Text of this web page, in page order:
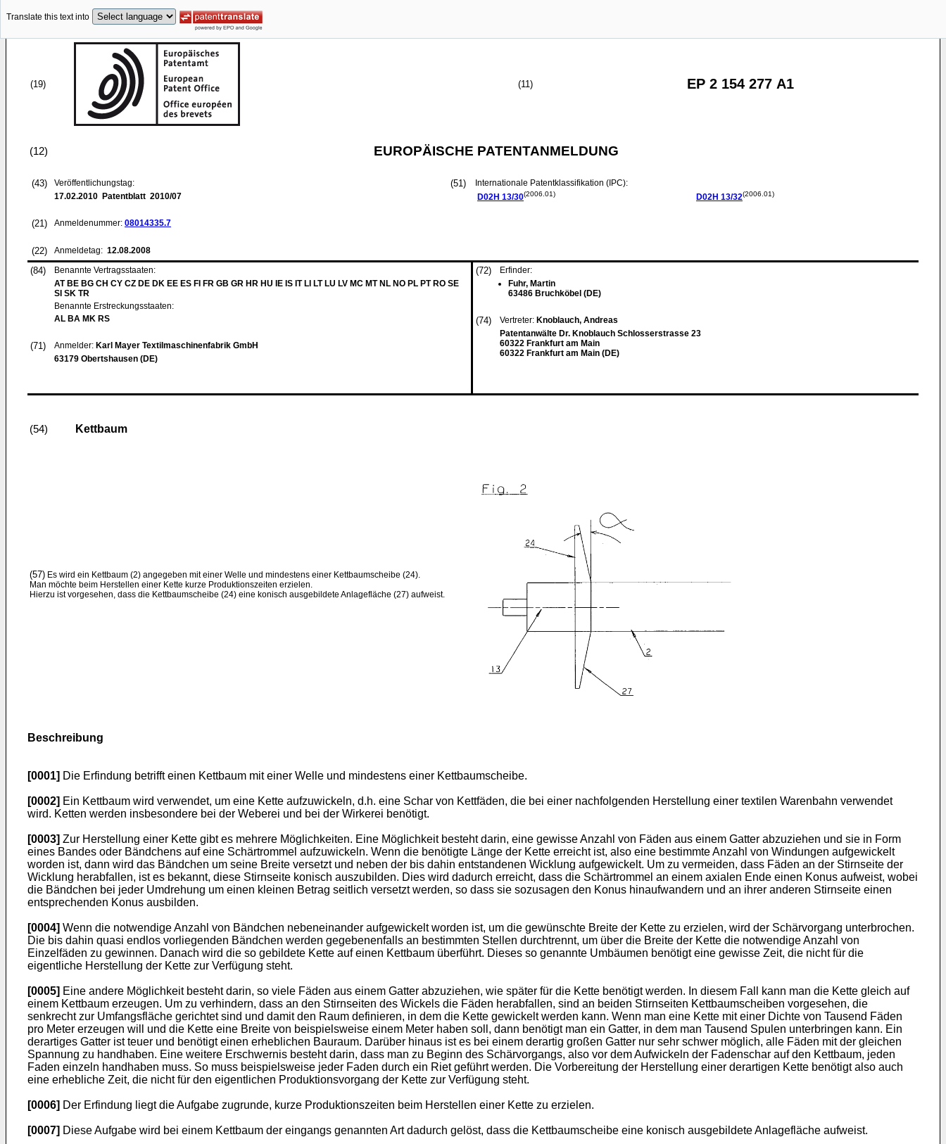
Translate this text into
(19) (11) EP 2 154 277 A1
(12) EUROPÄISCHE PATENTANMELDUNG
(43)
Veröffentlichungstag:
17.02.2010 Patentblatt 2010/07
(21) Anmeldenummer: 08014335.7
(22) Anmeldetag: 12.08.2008
(51)
Internationale Patentklassifikation (IPC):
D02H 13/30(2006.01) D02H 13/32(2006.01)
(84)
Benannte Vertragsstaaten:
AT BE BG CH CY CZ DE DK EE ES FI FR GB GR HR HU IE IS IT LI LT LU LV MC MT NL NO PL PT RO SE
SI SK TR
Benannte Erstreckungsstaaten:
AL BA MK RS
(71) Anmelder: Karl Mayer Textilmaschinenfabrik GmbH
63179 Obertshausen (DE)
(72)
Erfinder:
Fuhr, Martin
63486 Bruchköbel (DE)
(74) Vertreter: Knoblauch, Andreas
Patentanwälte Dr. Knoblauch Schlosserstrasse 23
60322 Frankfurt am Main
60322 Frankfurt am Main (DE)
(54) Kettbaum
(57) Es wird ein Kettbaum (2) angegeben mit einer Welle und mindestens einer Kettbaumscheibe (24).
Man möchte beim Herstellen einer Kette kurze Produktionszeiten erzielen.
Hierzu ist vorgesehen, dass die Kettbaumscheibe (24) eine konisch ausgebildete Anlagefläche (27) aufweist.
Beschreibung
[0001] Die Erfindung betrifft einen Kettbaum mit einer Welle und mindestens einer Kettbaumscheibe.
[0002] Ein Kettbaum wird verwendet, um eine Kette aufzuwickeln, d.h. eine Schar von Kettfäden, die bei einer nachfolgenden Herstellung einer textilen Warenbahn verwendet
wird. Ketten werden insbesondere bei der Weberei und bei der Wirkerei benötigt.
[0003] Zur Herstellung einer Kette gibt es mehrere Möglichkeiten. Eine Möglichkeit besteht darin, eine gewisse Anzahl von Fäden aus einem Gatter abzuziehen und sie in Form
eines Bandes oder Bändchens auf eine Schärtrommel aufzuwickeln. Wenn die benötigte Länge der Kette erreicht ist, also eine bestimmte Anzahl von Windungen aufgewickelt
worden ist, dann wird das Bändchen um seine Breite versetzt und neben der bis dahin entstandenen Wicklung aufgewickelt. Um zu vermeiden, dass Fäden an der Stirnseite der
Wicklung herabfallen, ist es bekannt, diese Stirnseite konisch auszubilden. Dies wird dadurch erreicht, dass die Schärtrommel an einem axialen Ende einen Konus aufweist, wobei
die Bändchen bei jeder Umdrehung um einen kleinen Betrag seitlich versetzt werden, so dass sie sozusagen den Konus hinaufwandern und an ihrer anderen Stirnseite einen
entsprechenden Konus ausbilden.
[0004] Wenn die notwendige Anzahl von Bändchen nebeneinander aufgewickelt worden ist, um die gewünschte Breite der Kette zu erzielen, wird der Schärvorgang unterbrochen.
Die bis dahin quasi endlos vorliegenden Bändchen werden gegebenenfalls an bestimmten Stellen durchtrennt, um über die Breite der Kette die notwendige Anzahl von
Einzelfäden zu gewinnen. Danach wird die so gebildete Kette auf einen Kettbaum überführt. Dieses so genannte Umbäumen benötigt eine gewisse Zeit, die nicht für die
eigentliche Herstellung der Kette zur Verfügung steht.
[0005] Eine andere Möglichkeit besteht darin, so viele Fäden aus einem Gatter abzuziehen, wie später für die Kette benötigt werden. In diesem Fall kann man die Kette gleich auf
einem Kettbaum erzeugen. Um zu verhindern, dass an den Stirnseiten des Wickels die Fäden herabfallen, sind an beiden Stirnseiten Kettbaumscheiben vorgesehen, die
senkrecht zur Umfangsfläche gerichtet sind und damit den Raum definieren, in dem die Kette gewickelt werden kann. Wenn man eine Kette mit einer Dichte von Tausend Fäden
pro Meter erzeugen will und die Kette eine Breite von beispielsweise einem Meter haben soll, dann benötigt man ein Gatter, in dem man Tausend Spulen unterbringen kann. Ein
derartiges Gatter ist teuer und benötigt einen erheblichen Bauraum. Darüber hinaus ist es bei einem derartig großen Gatter nur sehr schwer möglich, alle Fäden mit der gleichen
Spannung zu handhaben. Eine weitere Erschwernis besteht darin, dass man zu Beginn des Schärvorgangs, also vor dem Aufwickeln der Fadenschar auf den Kettbaum, jeden
Faden einzeln handhaben muss. So muss beispielsweise jeder Faden durch ein Riet geführt werden. Die Vorbereitung der Herstellung einer derartigen Kette benötigt also auch
eine erhebliche Zeit, die nicht für den eigentlichen Produktionsvorgang der Kette zur Verfügung steht.
[0006] Der Erfindung liegt die Aufgabe zugrunde, kurze Produktionszeiten beim Herstellen einer Kette zu erzielen.
[0007] Diese Aufgabe wird bei einem Kettbaum der eingangs genannten Art dadurch gelöst, dass die Kettbaumscheibe eine konisch ausgebildete Anlagefläche aufweist.